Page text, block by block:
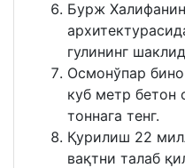
Бурж
гулининг
Осмонўпар
куб метр бетон
тоннага тенг.
Қурилиш 22
вақтни талаб